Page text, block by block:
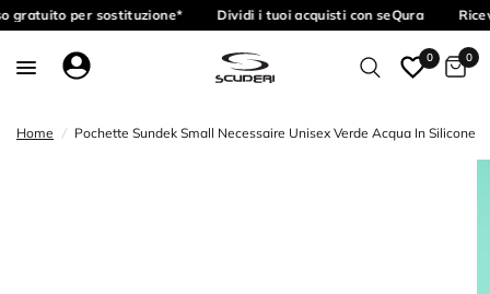
gratuito per sostituzione* Dividi i tuoi acquisti con seQura
0 0
Home / Pochette Sundek Small Necessaire Unisex Verde Acqua In Silicone